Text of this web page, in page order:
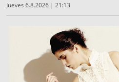
Jueves 6.8.2026 | 21:13